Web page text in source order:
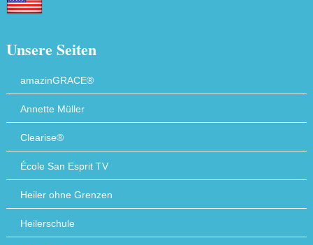
Unsere Seiten
amazinGRACE®
Annette Müller
Clearise®
École San Esprit TV
Heiler ohne Grenzen
Heilerschule